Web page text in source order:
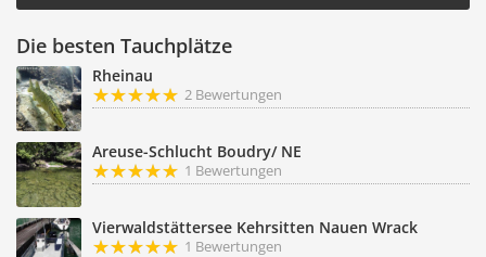
Die besten Tauchplätze
Rheinau
2 Bewertungen
Areuse-Schlucht Boudry/ NE
1 Bewertungen
Vierwaldstättersee Kehrsitten Nauen Wrack
1 Bewertungen